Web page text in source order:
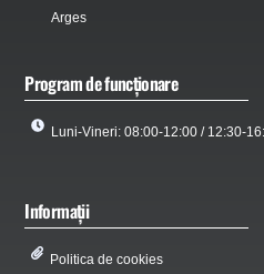
Arges
Program de funcționare
Luni-Vineri: 08:00-12:00 / 12:30-
Informații
Politica de cookies